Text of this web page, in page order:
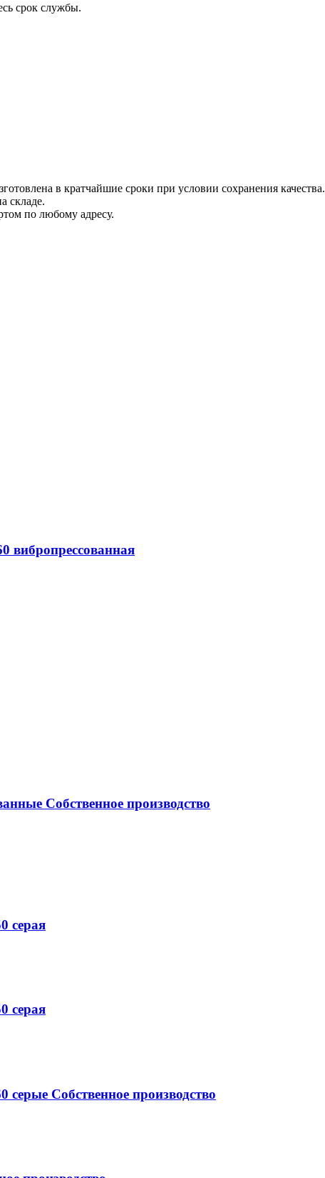
срок службы.
в кратчайшие сроки при условии сохранения качества.
складе.
по любому адресу.
вибропрессованная
Собственное производство
серая
серая
Собственное производство